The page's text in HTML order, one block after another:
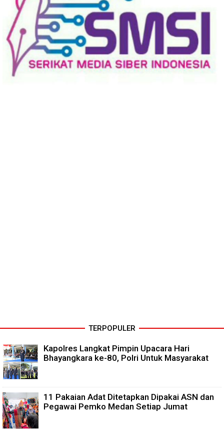
TERPOPULER
Kapolres Langkat Pimpin Upacara Hari
Bhayangkara ke-80, Polri Untuk Masyarakat
11 Pakaian Adat Ditetapkan Dipakai ASN dan
Pegawai Pemko Medan Setiap Jumat